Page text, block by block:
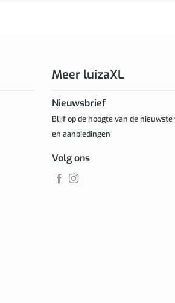
Meer luizaXL
Nieuwsbrief
Blijf op de hoogte van de
en aanbiedingen
Volg ons